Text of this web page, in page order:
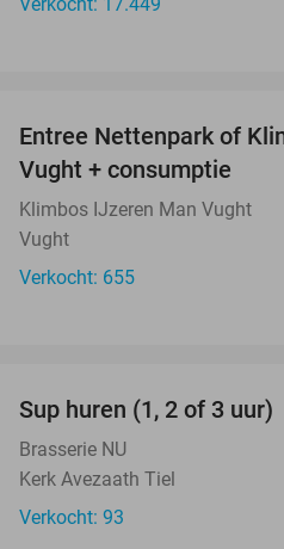
Entree Nettenpark of
Vught + consumptie
Klimbos IJzeren Man Vught
Vught
Verkocht: 655
Sup huren (1, 2 of 3 uur)
Brasserie NU
Kerk Avezaath Tiel
Verkocht: 93